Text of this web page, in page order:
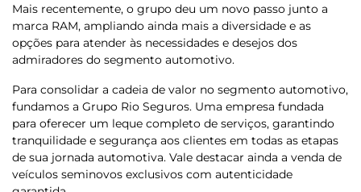
Mais recentemente, o grupo deu um novo passo junto a
marca RAM, ampliando ainda mais a diversidade e as
opções para atender às necessidades e desejos dos
admiradores do segmento automotivo.
Para consolidar a cadeia de valor no segmento automotivo,
fundamos a Grupo Rio Seguros. Uma empresa fundada
para oferecer um leque completo de serviços, garantindo
tranquilidade e segurança aos clientes em todas as etapas
de sua jornada automotiva. Vale destacar ainda a venda de
veículos seminovos exclusivos com autenticidade